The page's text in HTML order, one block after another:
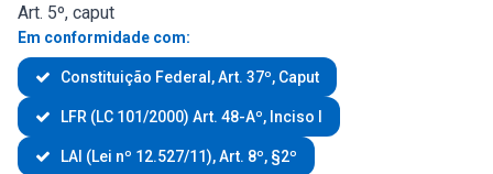
Art. 5º, caput
Em conformidade com:
Constituição Federal, Art. 37º, Caput
LFR (LC 101/2000) Art. 48-Aº, Inciso I
LAI (Lei nº 12.527/11), Art. 8º, §2º